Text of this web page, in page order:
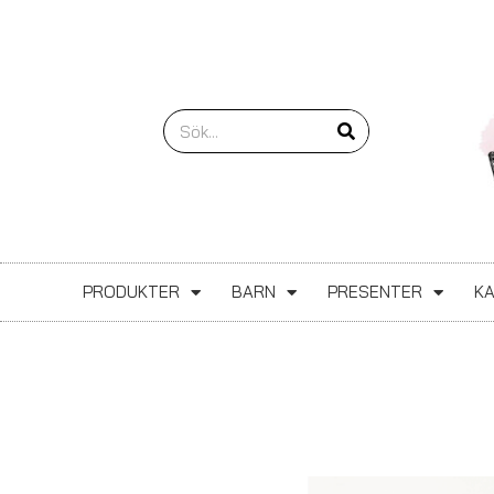
Sök
PRODUKTER BARN PRESENTER